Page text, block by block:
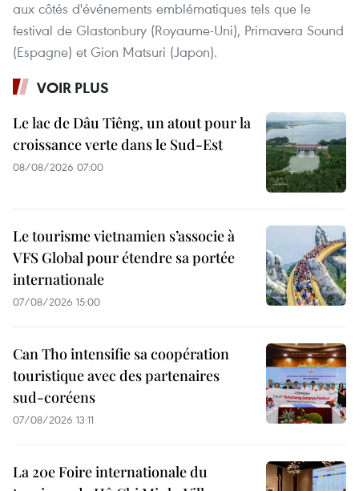
aux côtés d'événements emblématiques tels que le
festival de Glastonbury (Royaume-Uni), Primavera Sound
(Espagne) et Gion Matsuri (Japon).
VOIR PLUS
Le lac de Dâu Tiêng, un atout pour la
croissance verte dans le Sud-Est
08/08/2026 07:00
Le tourisme vietnamien s’associe à
VFS Global pour étendre sa portée
internationale
07/08/2026 15:00
Can Tho intensifie sa coopération
touristique avec des partenaires
sud-coréens
07/08/2026 13:11
La 20e Foire internationale du